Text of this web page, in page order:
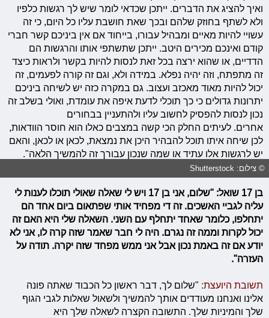
ואיך להציג את הדברים. ייתכן שכדאי לומר שיש לך רגשות כלפיו
ולא לשתף בחוזק שלהם ובכך שאת חושבת עליו כל היום, כי זה
עשויי להיות מאיים ומבהיל עבורו, בייחוד אם אין ביניכם קשר חברי
קודם ואינכם מכירים היטב. ייתכן שתשתפי אותו והרגשות הם
הדדיים, או שהוא ירצה בכל זאת לנסות להיות בקשר ולראות כיצד
זה מתפתח, וזה יהיה נפלא. במידה ולא, וגם זה קורה לפעמים, זה
יכול להיות מאוד מאכזב ועצוב. גם במקרה כזה יש לשיחה ביניכם
יתרונות גדולים כי כך תוכלי לדעת איפה את עומדת, ואולי בשלב זה
נכון לנסות להפסיק לחשוב עליו ולהתעניין בבחורים
אחרים. לעיתים החלק הכי קשה במצבים כאלו הוא חוסר הוודאות,
לכן שיחה איתו תוכל להבהיר היכן את נמצאת, לכאן או לכאן, והאם
יש לרגשות אלו עתיד או שמה שנכון עבורך זה להמשיך הלאה".
© צילום: Shutterstock
בן 17 שואל: "שלום, אני בן 17 ויש לי שאלה שאולי תוכלו לענות לי
עליה לגביי האשכים. זה די מפחיד אותי שפתאום ביום אחד הם
יתחלפו, כלומר שאחד יתחלף עם השני. השאלה שלי היא האם זה
יכול לקרות וממה זה נגרם. היה לי חבר שאמר שזה קרה לו, אני לא
יודע אם זה באמת נכון אבל אני ממש מפחד שזה יקרה. תודה על
העזרה".
תשובת היועצת: "שלום לך, דבר ראשון כל הכבוד שאתה פונה
אלינו ואנחנו מעודדים אותך להמשיך ולשאול שאלות לגבי הגוף
שלך והמיניות שלך. התשובה הקצרה לשאלה שלך היא